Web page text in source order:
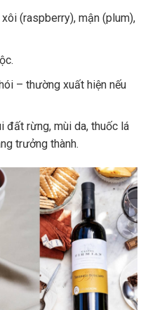
(raspberry), mận (plum),
– thường xuất hiện nếu
đất rừng, mùi da, thuốc lá
trưởng thành.